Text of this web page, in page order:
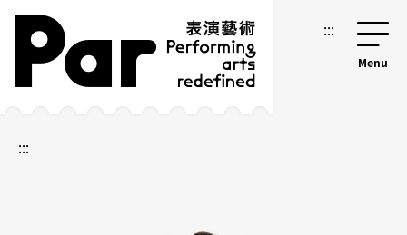
跳到主要内容区块
网站导览 :::
:::